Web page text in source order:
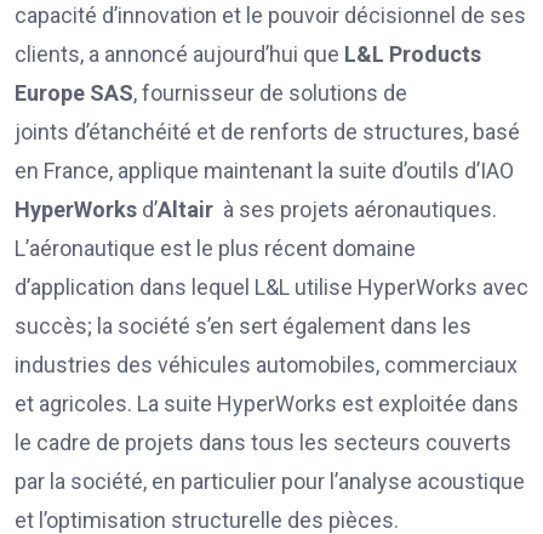
capacité d’innovation et le pouvoir décisionnel de ses
clients, a annoncé aujourd’hui que L&L Products
Europe SAS, fournisseur de solutions de
joints d’étanchéité et de renforts de structures, basé
en France, applique maintenant la suite d’outils d’IAO
HyperWorks d’Altair à ses projets aéronautiques.
L’aéronautique est le plus récent domaine
d’application dans lequel L&L utilise HyperWorks avec
succès; la société s’en sert également dans les
industries des véhicules automobiles, commerciaux
et agricoles. La suite HyperWorks est exploitée dans
le cadre de projets dans tous les secteurs couverts
par la société, en particulier pour l’analyse acoustique
et l’optimisation structurelle des pièces.